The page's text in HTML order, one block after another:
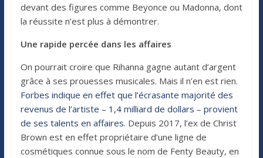
devant des figures comme Beyonce ou Madonna, dont
la réussite n’est plus à démontrer.
Une rapide percée dans les affaires
On pourrait croire que Rihanna gagne autant d’argent
grâce à ses prouesses musicales. Mais il n’en est rien.
Forbes indique en effet que l’écrasante majorité des
revenus de l’artiste – 1,4 milliard de dollars – provient
de ses talents en affaires. Depuis 2017, l’ex de Christ
Brown est en effet propriétaire d’une ligne de
cosmétiques connue sous le nom de Fenty Beauty, en